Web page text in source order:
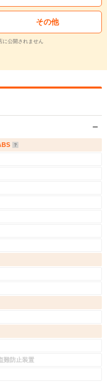
その他
公開されません
難防止装置